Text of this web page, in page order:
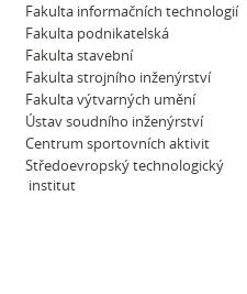
Fakulta informačních technologií
Fakulta podnikatelská
Fakulta stavební
Fakulta strojního inženýrství
Fakulta výtvarných umění
Ústav soudního inženýrství
Centrum sportovních aktivit
Středoevropský technologický
institut